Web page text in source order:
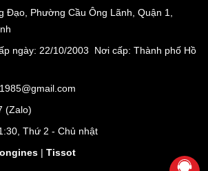
Đạo, Phường Cầu Ông Lãnh, Quận 1,
ngày: 22/10/2003 Nơi cấp: Thành phố Hồ
(Zalo)
Thứ 2 - Chủ nhật
| Tissot